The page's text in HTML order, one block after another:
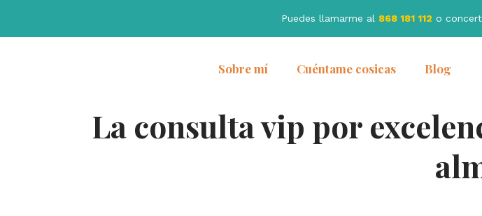
Puedes llamarme al 868 181 112 o
Sobre mí Cuéntame cosicas Blog
La consulta vip por